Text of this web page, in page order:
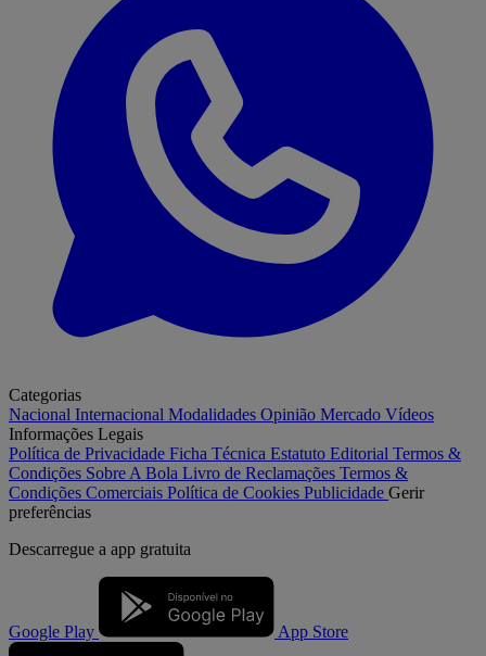
Categorias
Nacional Internacional Modalidades Opinião Mercado Vídeos
Informações Legais
Política de Privacidade Ficha Técnica Estatuto Editorial Termos &
Condições Sobre A Bola Livro de Reclamações Termos &
Condições Comerciais Política de Cookies Publicidade Gerir
preferências
Descarregue a app gratuita
Google Play App Store